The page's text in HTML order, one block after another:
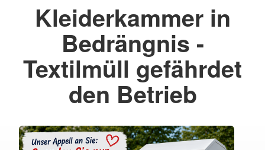
Kleiderkammer in
Bedrängnis -
Textilmüll gefährdet
den Betrieb